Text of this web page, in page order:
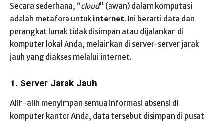
Secara sederhana, “cloud” (awan) dalam komputasi
adalah metafora untukinternet. Ini berarti data dan
perangkat lunak tidak disimpan atau dijalankan di
komputer lokal Anda, melainkan di server-server jarak
jauh yang diakses melalui internet.
1. Server Jarak Jauh
Alih-alih menyimpan semua informasi absensi di
komputer kantor Anda, data tersebut disimpan di pusat